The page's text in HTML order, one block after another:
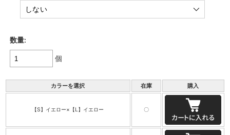
数量:
個
カラーを選択 在庫 購入
【S】イエロー×【L】イエロー 〇